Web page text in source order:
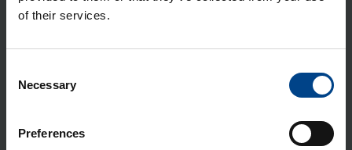
of their services.
Selection
Necessary
Preferences
mm, metall
Tootekood: FL401A
Siseuks Orion Plus, 250×200 mm,